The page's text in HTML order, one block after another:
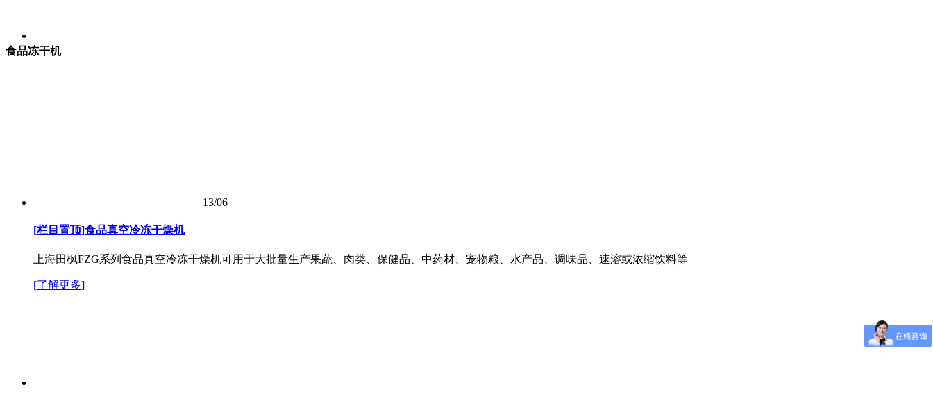
食品冻干机
13/06
[栏目置顶]食品真空冷冻干燥机
上海田枫FZG系列食品真空冷冻干燥机可用于大批量生产果蔬、肉类、保健品、中药材、宠物粮、水产品、调味品、速溶或浓缩饮料等
[了解更多]